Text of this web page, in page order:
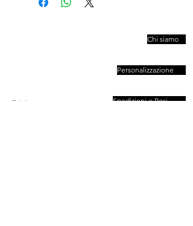
Telefono
Chi siamo
Personalizzazione
Spedizioni e Resi